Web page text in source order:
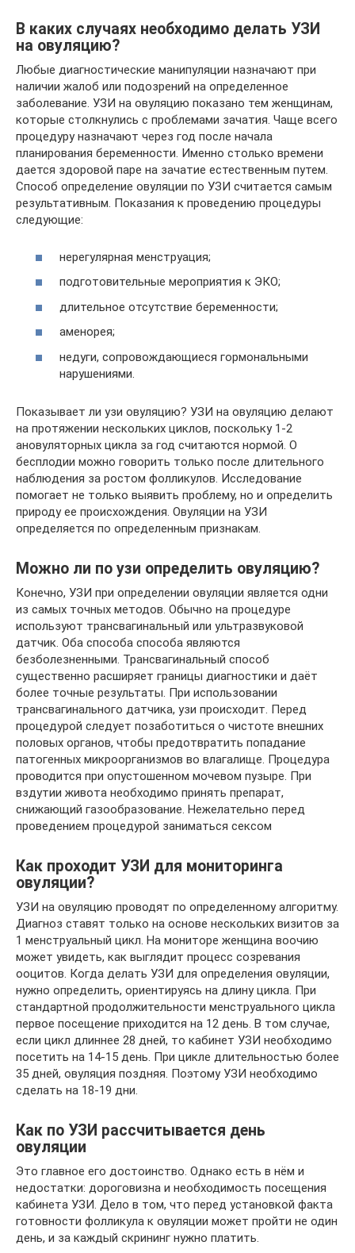
В каких случаях необходимо делать УЗИ
на овуляцию?
Любые диагностические манипуляции назначают при
наличии жалоб или подозрений на определенное
заболевание. УЗИ на овуляцию показано тем женщинам,
которые столкнулись с проблемами зачатия. Чаще всего
процедуру назначают через год после начала
планирования беременности. Именно столько времени
дается здоровой паре на зачатие естественным путем.
Способ определение овуляции по УЗИ считается самым
результативным. Показания к проведению процедуры
следующие:
нерегулярная менструация;
подготовительные мероприятия к ЭКО;
длительное отсутствие беременности;
аменорея;
недуги, сопровождающиеся гормональными
нарушениями.
Показывает ли узи овуляцию? УЗИ на овуляцию делают
на протяжении нескольких циклов, поскольку 1-2
ановуляторных цикла за год считаются нормой. О
бесплодии можно говорить только после длительного
наблюдения за ростом фолликулов. Исследование
помогает не только выявить проблему, но и определить
природу ее происхождения. Овуляции на УЗИ
определяется по определенным признакам.
Можно ли по узи определить овуляцию?
Конечно, УЗИ при определении овуляции является одни
из самых точных методов. Обычно на процедуре
используют трансвагинальный или ультразвуковой
датчик. Оба способа способа являются
безболезненными. Трансвагинальный способ
существенно расширяет границы диагностики и даёт
более точные результаты. При использовании
трансвагинального датчика, узи происходит. Перед
процедурой следует позаботиться о чистоте внешних
половых органов, чтобы предотвратить попадание
патогенных микроорганизмов во влагалище. Процедура
проводится при опустошенном мочевом пузыре. При
вздутии живота необходимо принять препарат,
снижающий газообразование. Нежелательно перед
проведением процедурой заниматься сексом
Как проходит УЗИ для мониторинга
овуляции?
УЗИ на овуляцию проводят по определенному алгоритму.
Диагноз ставят только на основе нескольких визитов за
1 менструальный цикл. На мониторе женщина воочию
может увидеть, как выглядит процесс созревания
ооцитов. Когда делать УЗИ для определения овуляции,
нужно определить, ориентируясь на длину цикла. При
стандартной продолжительности менструального цикла
первое посещение приходится на 12 день. В том случае,
если цикл длиннее 28 дней, то кабинет УЗИ необходимо
посетить на 14-15 день. При цикле длительностью более
35 дней, овуляция поздняя. Поэтому УЗИ необходимо
сделать на 18-19 дни.
Как по УЗИ рассчитывается день
овуляции
Это главное его достоинство. Однако есть в нём и
недостатки: дороговизна и необходимость посещения
кабинета УЗИ. Дело в том, что перед установкой факта
готовности фолликула к овуляции может пройти не один
день, и за каждый скрининг нужно платить.